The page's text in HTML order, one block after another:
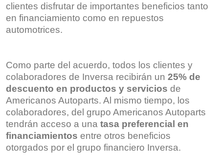
clientes disfrutar de importantes beneficios tanto
en financiamiento como en repuestos
automotrices.
Como parte del acuerdo, todos los clientes y
colaboradores de Inversa recibirán un 25% de
descuento en productos y servicios de
Americanos Autoparts. Al mismo tiempo, los
colaboradores, del grupo Americanos Autoparts
tendrán acceso a una tasa preferencial en
financiamientos entre otros beneficios
otorgados por el grupo financiero Inversa.